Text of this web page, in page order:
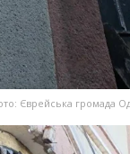
Єврейська громада